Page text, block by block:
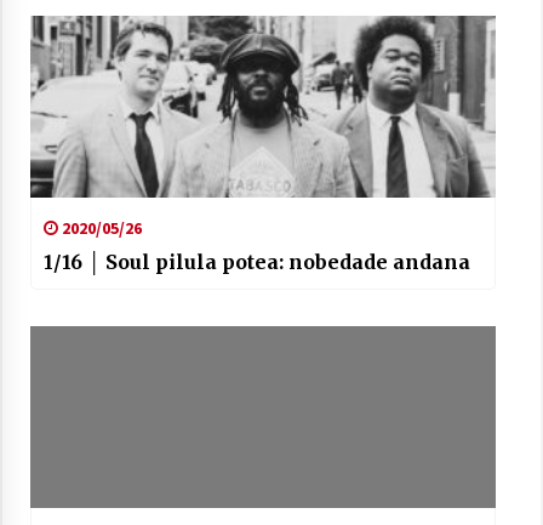
2020/05/26
1/16 │ Soul pilula potea: nobedade andana